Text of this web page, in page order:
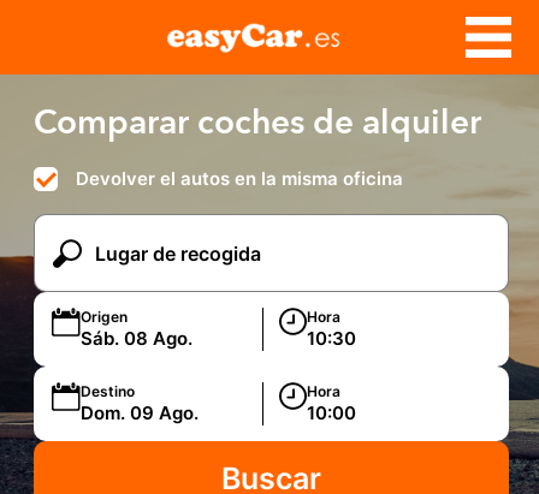
Comparar coches de alquiler
Devolver el autos en la misma oficina
Origen Hora
Destino Hora